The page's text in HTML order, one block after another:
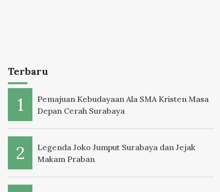
Terbaru
Pemajuan Kebudayaan Ala SMA Kristen Masa
Depan Cerah Surabaya
Legenda Joko Jumput Surabaya dan Jejak
Makam Praban